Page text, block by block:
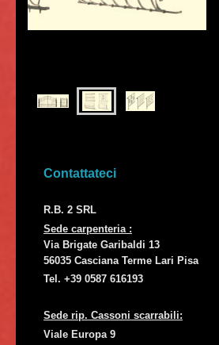
Contattateci
R.B. 2 SRL
Sede carpenteria :
Via Brigate Garibaldi 13
56035 Casciana Terme Lari Pisa
Tel. +39 0587 616193
Sede rip. Cassoni scarrabili:
Viale Europa 9